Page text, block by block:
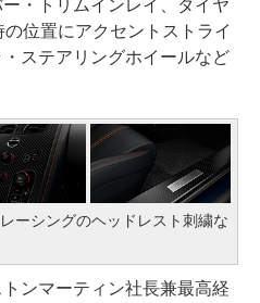
・トリムインレイ、ダイヤ
位置にアクセントストライ
ステアリングホイールなど
ーシングのヘッドレスト刺繍な
ンマーティン社長兼最高経